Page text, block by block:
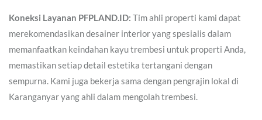
Koneksi Layanan PFPLAND.ID: Tim ahli properti kami dapat
merekomendasikan desainer interior yang spesialis dalam
memanfaatkan keindahan kayu trembesi untuk properti Anda,
memastikan setiap detail estetika tertangani dengan
sempurna. Kami juga bekerja sama dengan pengrajin lokal di
Karanganyar yang ahli dalam mengolah trembesi.